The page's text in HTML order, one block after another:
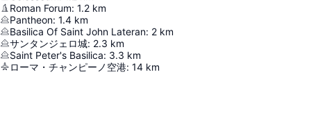
Roman Forum: 1.2 km
Pantheon: 1.4 km
Basilica Of Saint John Lateran: 2 km
サンタンジェロ城: 2.3 km
Saint Peter's Basilica: 3.3 km
ローマ・チャンピーノ空港: 14 km